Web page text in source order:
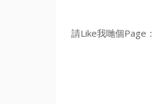
請Like我哋個Page：